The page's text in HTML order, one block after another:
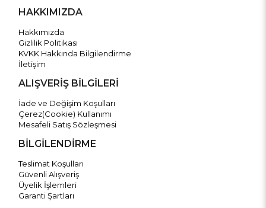
HAKKIMIZDA
Hakkımızda
Gizlilik Politikası
KVKK Hakkında Bilgilendirme
İletişim
ALIŞVERİŞ BİLGİLERİ
İade ve Değişim Koşulları
Çerez(Cookie) Kullanımı
Mesafeli Satış Sözleşmesi
BİLGİLENDİRME
Teslimat Koşulları
Güvenli Alışveriş
Üyelik İşlemleri
Garanti Şartları